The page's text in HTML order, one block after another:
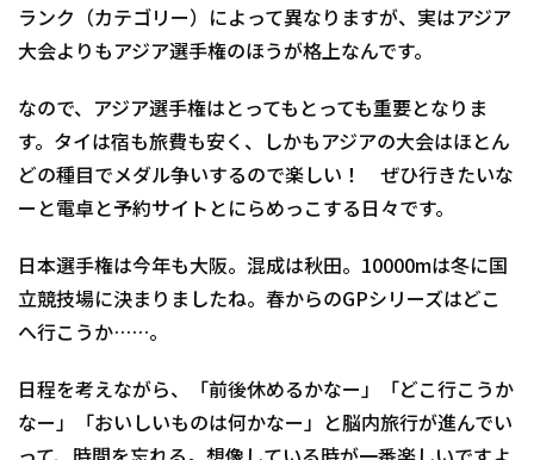
ランク（カテゴリー）によって異なりますが、実はアジア
大会よりもアジア選手権のほうが格上なんです。
なので、アジア選手権はとってもとっても重要となりま
す。タイは宿も旅費も安く、しかもアジアの大会はほとん
どの種目でメダル争いするので楽しい！ ぜひ行きたいな
ーと電卓と予約サイトとにらめっこする日々です。
日本選手権は今年も大阪。混成は秋田。10000mは冬に国
立競技場に決まりましたね。春からのGPシリーズはどこ
へ行こうか……。
日程を考えながら、「前後休めるかなー」「どこ行こうか
なー」「おいしいものは何かなー」と脳内旅行が進んでい